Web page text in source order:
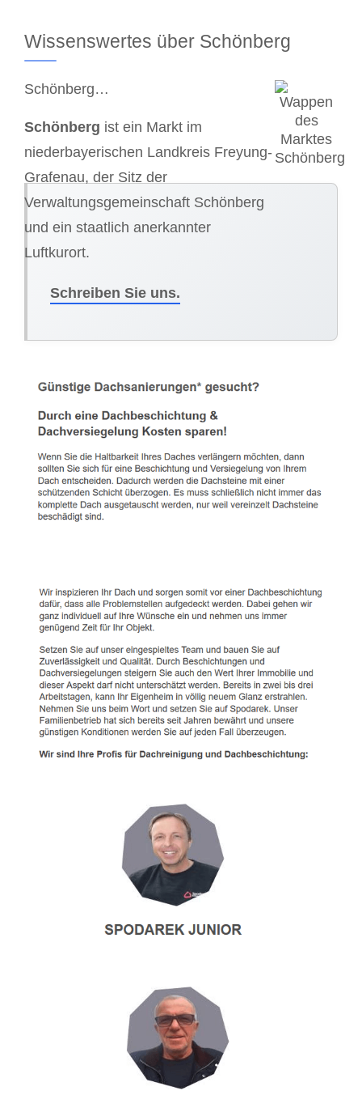
Wissenswertes über Schönberg
Schönberg…
Schönberg ist ein Markt im
niederbayerischen Landkreis Freyung-
Grafenau, der Sitz der
Verwaltungsgemeinschaft Schönberg
und ein staatlich anerkannter
Luftkurort.
Schreiben Sie uns.